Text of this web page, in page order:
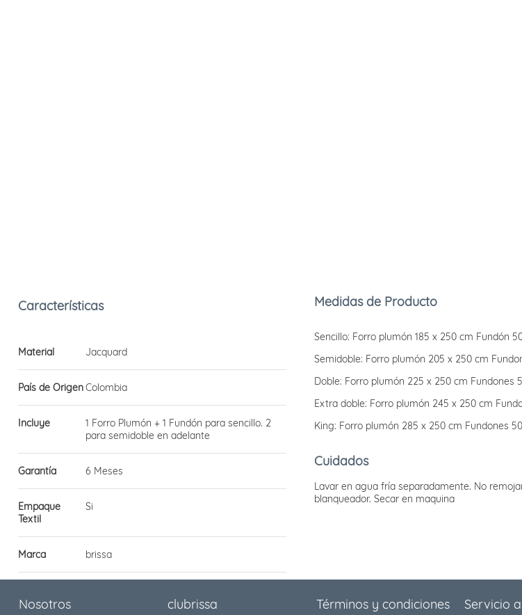
Material Jacquard
País de OrigenColombia
Incluye
1 Forro Plumón + 1 Fundón para sencillo. 2
para semidoble en adelante
Garantía 6 Meses
Empaque
Textil
Si
Marca brissa
Medidas de Producto
Sencillo: Forro plumón 185 x 250 cm Fundón
Semidoble: Forro plumón 205 x 250 cm
Doble: Forro plumón 225 x 250 cm Fundones
Extra doble: Forro plumón 245 x 250 cm
King: Forro plumón 285 x 250 cm Fundones
Cuidados
Lavar en agua fría separadamente. No
blanqueador. Secar en maquina
Nosotros clubrissa Términos y condiciones Servicio